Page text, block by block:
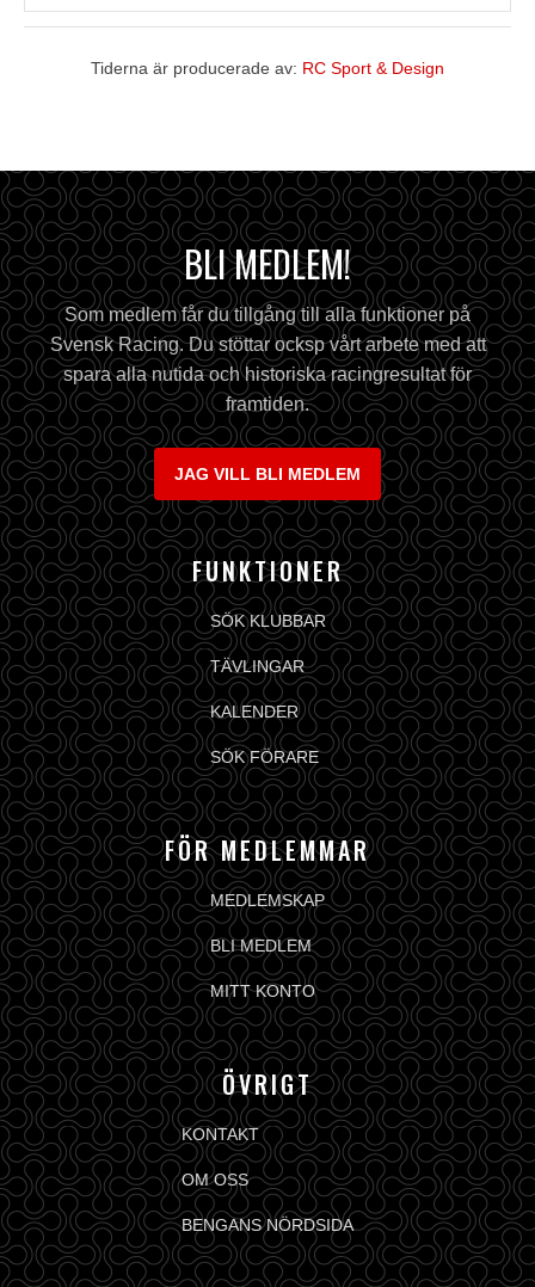
Tiderna är producerade av: RC Sport & Design
BLI MEDLEM!
Som medlem får du tillgång till alla funktioner på
Svensk Racing. Du stöttar ocksp vårt arbete med att
spara alla nutida och historiska racingresultat för
framtiden.
JAG VILL BLI MEDLEM
FUNKTIONER
SÖK KLUBBAR
TÄVLINGAR
KALENDER
SÖK FÖRARE
FÖR MEDLEMMAR
MEDLEMSKAP
BLI MEDLEM
MITT KONTO
ÖVRIGT
KONTAKT
OM OSS
BENGANS NÖRDSIDA